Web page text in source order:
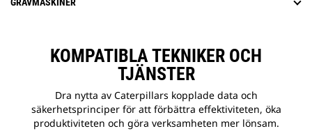
KOMPATIBLA TEKNIKER OCH
TJÄNSTER
Dra nytta av Caterpillars kopplade data och
säkerhetsprinciper för att förbättra effektiviteten, öka
produktiviteten och göra verksamheten mer lönsam.